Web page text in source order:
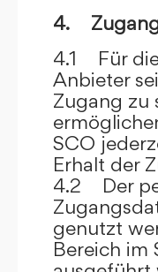
4.
4.1 Für
Anbieter
Zugang zu
SCO
Erhalt der
4.2 Der
genutzt
Bereich im